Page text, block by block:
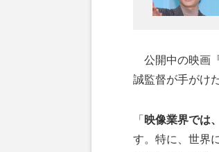
公開中の映画
誠監督が手がけ
「 映像業界では
す。特に、世界